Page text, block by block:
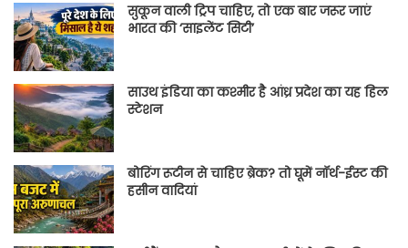
सुकून वाली ट्रिप चाहिए, तो एक बार जरूर जाएं
भारत की ‘साइलेंट सिटी’
साउथ इंडिया का कश्मीर है आंध्र प्रदेश का यह हिल
स्टेशन
बोरिंग रूटीन से चाहिए ब्रेक? तो घूमें नॉर्थ-ईस्ट की
हसीन वादियां